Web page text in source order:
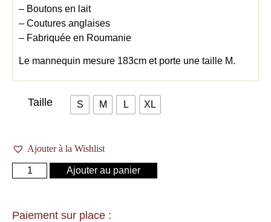
– Boutons en lait
– Coutures anglaises
– Fabriquée en Roumanie
Le mannequin mesure 183cm et porte une taille M.
Taille S M L XL
Ajouter à la Wishlist
Ajouter au panier
Paiement sur place :